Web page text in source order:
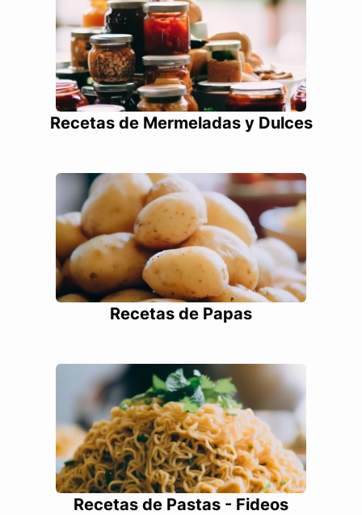
Recetas de Mermeladas y Dulces
Recetas de Papas
Recetas de Pastas - Fideos